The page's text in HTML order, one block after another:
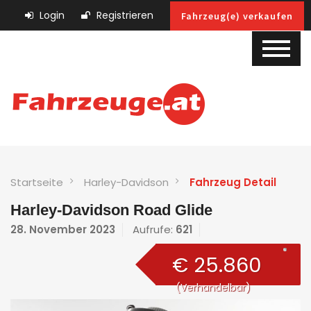
Login Registrieren Fahrzeug(e) verkaufen
Startseite Harley-Davidson Fahrzeug Detail
Harley-Davidson Road Glide
28. November 2023 Aufrufe: 621
€ 25.860
(Verhandelbar)